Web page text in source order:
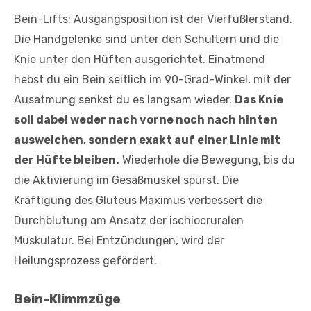
Bein-Lifts: Ausgangsposition ist der Vierfüßlerstand.
Die Handgelenke sind unter den Schultern und die
Knie unter den Hüften ausgerichtet. Einatmend
hebst du ein Bein seitlich im 90-Grad-Winkel, mit der
Ausatmung senkst du es langsam wieder. Das Knie
soll dabei weder nach vorne noch nach hinten
ausweichen, sondern exakt auf einer Linie mit
der Hüfte bleiben. Wiederhole die Bewegung, bis du
die Aktivierung im Gesäßmuskel spürst. Die
Kräftigung des Gluteus Maximus verbessert die
Durchblutung am Ansatz der ischiocruralen
Muskulatur. Bei Entzündungen, wird der
Heilungsprozess gefördert.
Bein-Klimmzüge